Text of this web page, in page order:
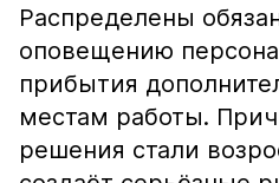
Распределены
оповещению
прибытия
местам работы.
решения стали